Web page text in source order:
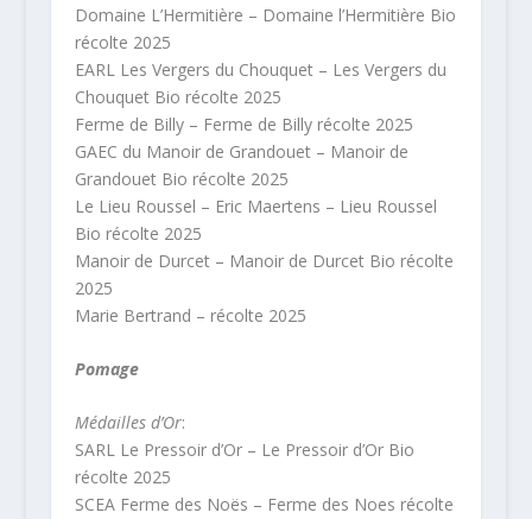
Domaine L’Hermitière – Domaine l’Hermitière Bio
récolte 2025
EARL Les Vergers du Chouquet – Les Vergers du
Chouquet Bio récolte 2025
Ferme de Billy – Ferme de Billy récolte 2025
GAEC du Manoir de Grandouet – Manoir de
Grandouet Bio récolte 2025
Le Lieu Roussel – Eric Maertens – Lieu Roussel
Bio récolte 2025
Manoir de Durcet – Manoir de Durcet Bio récolte
2025
Marie Bertrand – récolte 2025
Pomage
Médailles d’Or:
SARL Le Pressoir d’Or – Le Pressoir d’Or Bio
récolte 2025
SCEA Ferme des Noës – Ferme des Noes récolte